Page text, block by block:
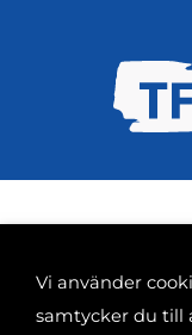
Vi använder
samtycker du till